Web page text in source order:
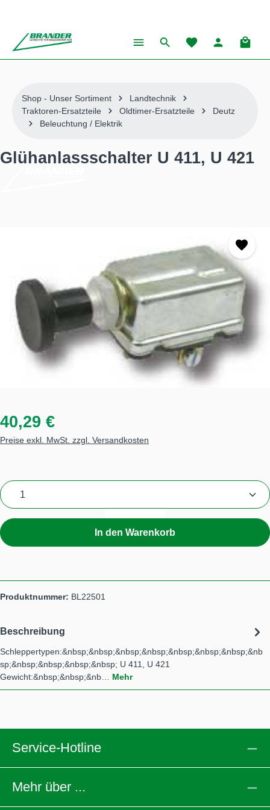
Shop - Unser Sortiment
Landtechnik
Traktoren-Ersatzteile
Oldtimer-Ersatzteile
Deutz
Beleuchtung / Elektrik
Glühanlassschalter U 411, U 421
40,29 €
Preise exkl. MwSt. zzgl. Versandkosten
Produkt Anzahl: Gib den gewünschten Wert
In den Warenkorb
Produktnummer: BL22501
Beschreibung
Schleppertypen:&nbsp;&nbsp;&nbsp;&nbsp;&nbsp;&nbsp;&nbsp;&nb
sp;&nbsp;&nbsp;&nbsp;&nbsp; U 411, U 421
Gewicht:&nbsp;&nbsp;&nb… Mehr
Service-Hotline
Mehr über ...